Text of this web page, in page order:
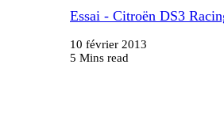
Essai - Citroën DS3
10 février 2013
5 Mins read